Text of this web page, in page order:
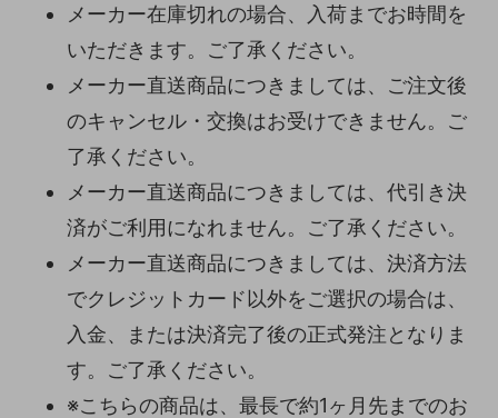
メーカー在庫切れの場合、入荷までお時間を
いただきます。ご了承ください。
メーカー直送商品につきましては、ご注文後
のキャンセル・交換はお受けできません。ご
了承ください。
メーカー直送商品につきましては、代引き決
済がご利用になれません。ご了承ください。
メーカー直送商品につきましては、決済方法
でクレジットカード以外をご選択の場合は、
入金、または決済完了後の正式発注となりま
す。ご了承ください。
※こちらの商品は、最長で約1ヶ月先までのお